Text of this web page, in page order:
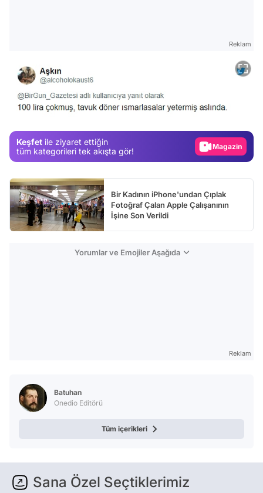
Reklam
Keşfet ile ziyaret ettiğin
tüm kategorileri tek akışta gör!
Magazin
Bir Kadının iPhone'undan Çıplak
Fotoğraf Çalan Apple Çalışanının
İşine Son Verildi
Yorumlar ve Emojiler Aşağıda
Reklam
Batuhan
Onedio Editörü
Tüm içerikleri
Sana Özel Seçtiklerimiz